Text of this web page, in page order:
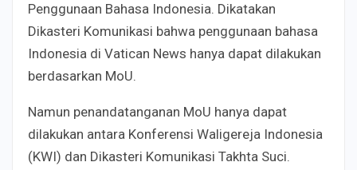
Penggunaan Bahasa Indonesia. Dikatakan
Dikasteri Komunikasi bahwa penggunaan bahasa
Indonesia di Vatican News hanya dapat dilakukan
berdasarkan MoU.
Namun penandatanganan MoU hanya dapat
dilakukan antara Konferensi Waligereja Indonesia
(KWI) dan Dikasteri Komunikasi Takhta Suci.